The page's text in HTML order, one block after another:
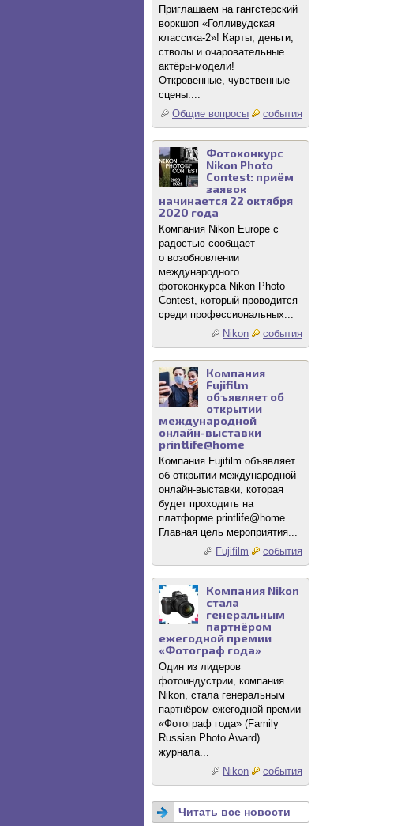
Приглашаем на гангстерский
воркшоп «Голливудская
классика-2»! Карты, деньги,
стволы и очаровательные
актёры-модели!
Откровенные, чувственные
сцены:...
Общие вопросы
события
Фотоконкурс
Nikon Photo
Contest: приём
заявок
начинается 22 октября
2020 года
Компания Nikon Europe с
радостью сообщает
о возобновлении
международного
фотоконкурса Nikon Photo
Contest, который проводится
среди профессиональных...
Nikon
события
Компания
Fujifilm
объявляет об
открытии
международной
онлайн-выставки
printlife@home
Компания Fujifilm объявляет
об открытии международной
онлайн-выставки, которая
будет проходить на
платформе printlife@home.
Главная цель мероприятия...
Fujifilm
события
Компания Nikon
стала
генеральным
партнёром
ежегодной премии
«Фотограф года»
Один из лидеров
фотоиндустрии, компания
Nikon, стала генеральным
партнёром ежегодной премии
«Фотограф года» (Family
Russian Photo Award)
журнала...
Nikon
события
Читать все новости